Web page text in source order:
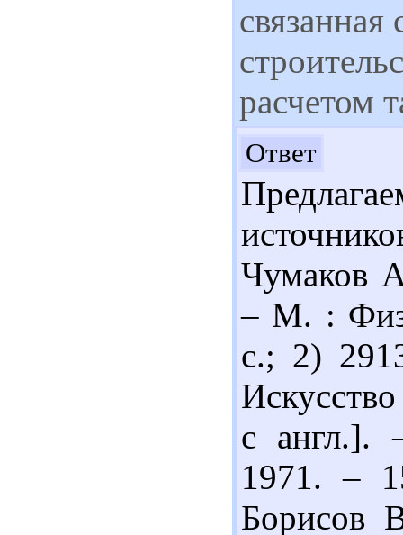
расчетом
Ответ
Чумаков
– М. :
с.; 2)
с англ.].
1971. –
Борисов